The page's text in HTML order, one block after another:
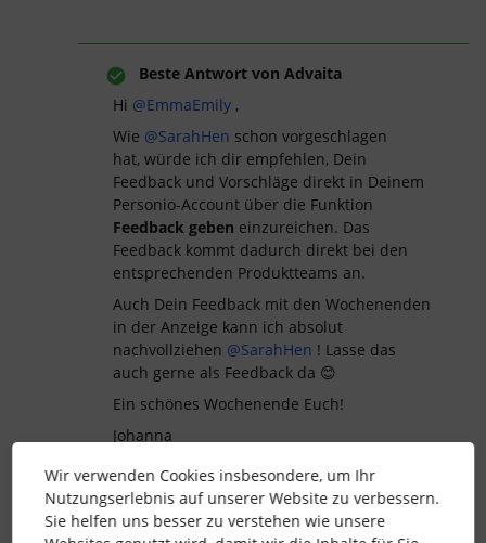
Beste Antwort von Advaita
Hi ​ @EmmaEmily ,
Wie ​ @SarahHen schon vorgeschlagen
hat, würde ich dir empfehlen, Dein
Feedback und Vorschläge direkt in Deinem
Personio-Account über die Funktion
Feedback geben einzureichen. Das
Feedback kommt dadurch direkt bei den
entsprechenden Produktteams an.
Auch Dein Feedback mit den Wochenenden
in der Anzeige kann ich absolut
nachvollziehen ​ @SarahHen ! Lasse das
auch gerne als Feedback da 😊
Ein schönes Wochenende Euch!
Johanna
abwesenheiten Microsoft Teams Absence Tracking
Wir verwenden Cookies insbesondere, um Ihr
Nutzungserlebnis auf unserer Website zu verbessern.
Sie helfen uns besser zu verstehen wie unsere